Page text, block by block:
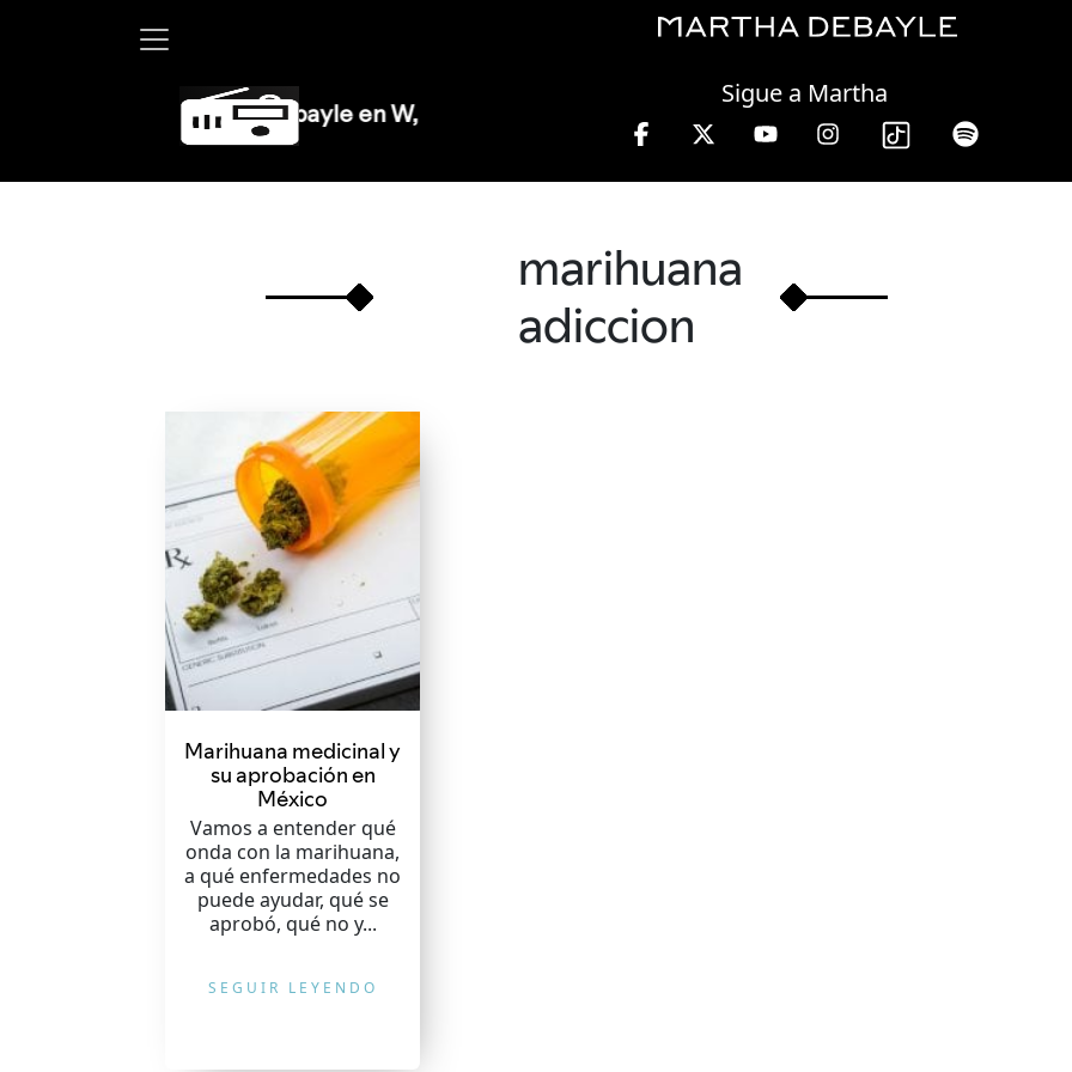
Sigue a Martha
Martha Debayle en W, lunes a viernes de 10 a 13 hrs.
marihuana
adiccion
Marihuana medicinal y
su aprobación en
México
Vamos a entender qué
onda con la marihuana,
a qué enfermedades no
puede ayudar, qué se
aprobó, qué no y...
SEGUIR LEYENDO